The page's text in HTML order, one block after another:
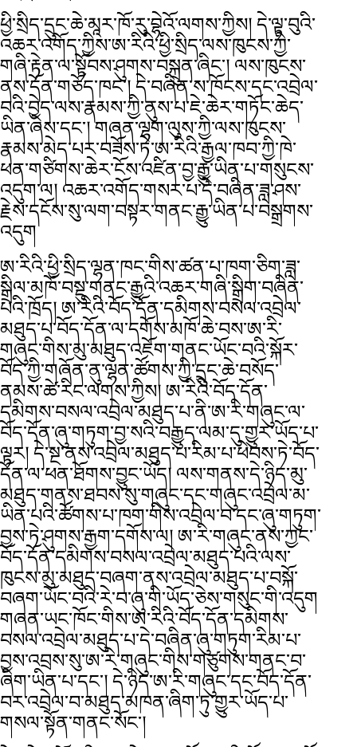
ཕྱི་སྲིད་དྲུང་ཆེ་མཱར་ཁོ་རུ་བྷེའོ་ལགས་ཀྱིས། དེ་ལྟ་བུའི་
འཆར་འགོད་ཀྱིས་ཨ་རིའི་ཕྱི་སྲིད་ལས་ཁུངས་ཀྱི་
གཞི་རྟེན་ལ་སྟོབས་ཤུགས་བསྐྲུན་ཞིང་། ལས་ཁུངས་
ནས་དོན་གཅོད་ཁང་། དེ་བཞིན་ས་ཁོངས་དང་འབྲེལ་
བའི་བྱེད་ལས་རྣམས་ཀྱི་ནུས་པ་ཇེ་ཆེར་གཏོང་ཆེད་
ཡིན་ཞེས་དང་། གཞན་ལྷག་ལུས་ཀྱི་ལས་ཁུངས་
རྣམས་མེད་པར་བཟོས་ཏེ་ཨ་རིའི་རྒྱལ་ཁབ་ཀྱི་ཁེ་
ཕན་གཙིགས་ཆེར་ངོས་འཛིན་བྱ་རྒྱུ་ཡིན་པ་གསུངས་
འདུག་ལ། འཆར་འགོད་གསར་པ་དེ་བཞིན་ཟླ་ཤས་
རྗེས་དངོས་སུ་ལག་བསྟར་གནང་རྒྱུ་ཡིན་པ་བསྒྲགས་
འདུག
ཨ་རིའི་ཕྱི་སྲིད་ལྷན་ཁང་གིས་ཚན་པ་ཁག་ཅིག་ཟླ་
སྒྲིལ་མཁོ་བསྡུ་གནང་རྒྱུའི་འཆར་གཞི་སྒྲིག་བཞིན་
པའི་ཁྲོད། ཨ་རིའི་བོད་དོན་དམིགས་བསལ་འབྲེལ་
མཐུད་པ་བོད་དོན་ལ་དགོས་མཁོ་ཆེ་བས་ཨ་རི་
གཞུང་གིས་མུ་མཐུད་འཇོག་གནང་ཡོང་བའི་སྐོར་
བོད་ཀྱི་གཞོན་ནུ་ལྷན་ཚོགས་ཀྱི་དྲུང་ཆེ་བསོད་
ནམས་ཚེ་རིང་ལགས་ཀྱིས། ཨ་རིའི་བོད་དོན་
དམིགས་བསལ་འབྲེལ་མཐུད་པ་ནི་ཨ་རི་གཞུང་ལ་
བོད་དོན་ཞུ་གཏུག་བྱ་སའི་བརྒྱུད་ལམ་དུ་གྱུར་ཡོད་པ་
ལྟར། དེ་སྔ་ནས་འབྲེལ་མཐུད་པ་རིམ་པ་ཕེབས་ཏེ་བོད་
དོན་ལ་ཕན་ཐོགས་བྱུང་ཡོད། ལས་གནས་དེ་ཉིད་མུ་
མཐུད་གནས་ཐབས་སུ་གཞུང་དང་གཞུང་འབྲེལ་མ་
ཡིན་པའི་ཚོགས་པ་ཁག་གིས་འབྲེལ་བ་དང་ཞུ་གཏུག་
བྱས་ཏེ་ཤུགས་རྒྱག་དགོས་ལ། ཨ་རི་གཞུང་ནས་ཀྱང་
བོད་དོན་དམིགས་བསལ་འབྲེལ་མཐུད་པའི་ལས་
ཁུངས་མུ་མཐུད་བཞག་ནས་འབྲེལ་མཐུད་པ་བསྐོ་
བཞག་ཡོང་བའི་རེ་བ་ཞུ་གི་ཡོད་ཅེས་གསུང་གི་འདུག
གཞན་ཡང་ཁོང་གིས་ཨ་རིའི་བོད་དོན་དམིགས་
བསལ་འབྲེལ་མཐུད་པ་དེ་བཞིན་ཞུ་གཏུག་རིམ་པ་
བྱས་འབྲས་སུ་ཨ་རི་གཞུང་གིས་གཙུགས་གནང་བ་
ཞིག་ཡིན་པ་དང་། དེ་ཉིད་ཨ་རི་གཞུང་དང་བོད་དོན་
བར་འབྲེལ་བ་མཐུད་མཁན་ཞིག་ཏུ་གྱུར་ཡོད་པ་
གསལ་སྟོན་གནང་སོང་།